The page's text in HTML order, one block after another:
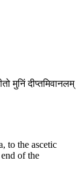
मुनिं दीप्तमिवानलम्
to the ascetic
of the